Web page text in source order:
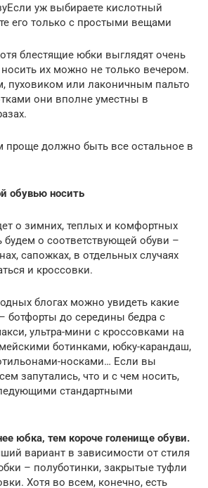
уж выбираете кислотный
его только с простыми вещами
блестящие юбки выглядят очень
их можно не только вечером.
пуховиком или лаконичным пальто
они вполне уместны в
проще должно быть все остальное в
обувью носить
о зимних, теплых и комфортных
будем о соответствующей обуви –
сапожках, в отдельных случаях
и кроссовки.
блогах можно увидеть какие
ботфорты до середины бедра с
ультра-мини с кроссовками на
ботинками, юбку-карандаш,
носками… Если вы
запутались, что и с чем носить,
стандартными
юбка, тем короче голенище обуви.
вариант в зависимости от стиля
– полуботинки, закрытые туфли
Хотя во всем, конечно, есть